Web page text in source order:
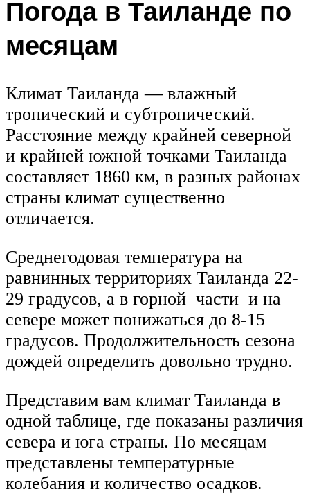
Погода в Таиланде по
месяцам
Климат Таиланда — влажный
тропический и субтропический.
Расстояние между крайней северной
и крайней южной точками Таиланда
составляет 1860 км, в разных районах
страны климат существенно
отличается.
Среднегодовая температура на
равнинных территориях Таиланда 22-
29 градусов, а в горной части и на
севере может понижаться до 8-15
градусов. Продолжительность сезона
дождей определить довольно трудно.
Представим вам климат Таиланда в
одной таблице, где показаны различия
севера и юга страны. По месяцам
представлены температурные
колебания и количество осадков.